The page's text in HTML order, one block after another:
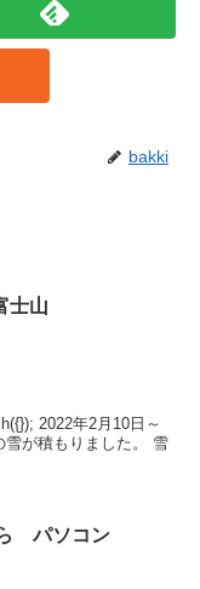
bakki
士山
2022年2月10日～
雪が積もりました。 雪
パソコン